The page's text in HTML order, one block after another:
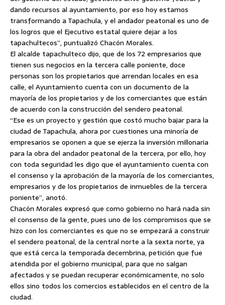
dando recursos al ayuntamiento, por eso hoy estamos
transformando a Tapachula, y el andador peatonal es uno de
los logros que el Ejecutivo estatal quiere dejar a los
tapachultecos”, puntualizó Chacón Morales.
El alcalde tapachulteco dijo, que de los 72 empresarios que
tienen sus negocios en la tercera calle poniente, doce
personas son los propietarios que arrendan locales en esa
calle, el Ayuntamiento cuenta con un documento de la
mayoría de los propietarios y de los comerciantes que están
de acuerdo con la construcción del sendero peatonal.
“Ese es un proyecto y gestión que costó mucho bajar para la
ciudad de Tapachula, ahora por cuestiones una minoría de
empresarios se oponen a que se ejerza la inversión millonaria
para la obra del andador peatonal de la tercera, por ello, hoy
con toda seguridad les digo que el ayuntamiento cuenta con
el consenso y la aprobación de la mayoría de los comerciantes,
empresarios y de los propietarios de inmuebles de la tercera
poniente”, anotó.
Chacón Morales expresó que como gobierno no hará nada sin
el consenso de la gente, pues uno de los compromisos que se
hizo con los comerciantes es que no se empezará a construir
el sendero peatonal, de la central norte a la sexta norte, ya
que está cerca la temporada decembrina, petición que fue
atendida por el gobierno municipal, para que no salgan
afectados y se puedan recuperar económicamente, no solo
ellos sino todos los comercios establecidos en el centro de la
ciudad.